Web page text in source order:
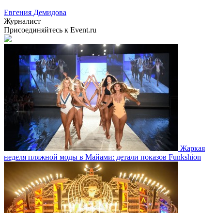
Евгения Демидова
Журналист
Присоединяйтесь к Event.ru
Жаркая
неделя пляжной моды в Майами: детали показов Funkshion